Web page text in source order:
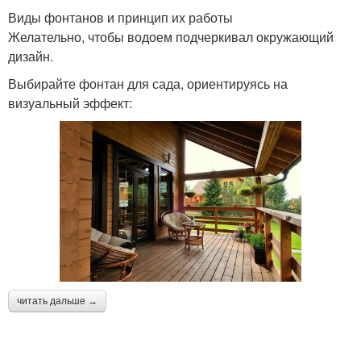
Виды фонтанов и принцип их работы
Желательно, чтобы водоем подчеркивал окружающий
дизайн.
Выбирайте фонтан для сада, ориентируясь на
визуальный эффект:
читать дальше →